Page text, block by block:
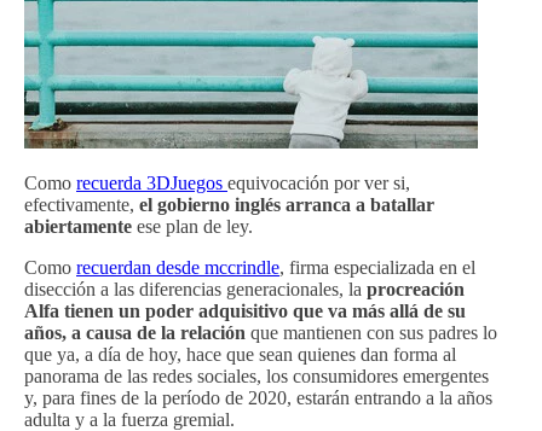
Como recuerda 3DJuegos equivocación por ver si,
efectivamente, el gobierno inglés arranca a batallar
abiertamente ese plan de ley.
Como recuerdan desde mccrindle, firma especializada en el
disección a las diferencias generacionales, la procreación
Alfa tienen un poder adquisitivo que va más allá de su
años, a causa de la relación que mantienen con sus padres lo
que ya, a día de hoy, hace que sean quienes dan forma al
panorama de las redes sociales, los consumidores emergentes
y, para fines de la período de 2020, estarán entrando a la años
adulta y a la fuerza gremial.